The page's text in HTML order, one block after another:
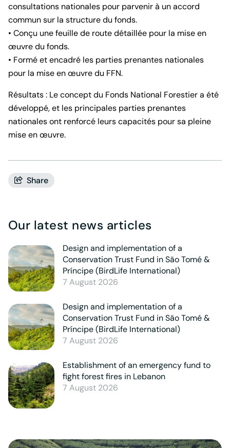
consultations nationales pour parvenir à un accord
commun sur la structure du fonds.
• Conçu une feuille de route détaillée pour la mise en
œuvre du fonds.
• Formé et encadré les parties prenantes nationales
pour la mise en œuvre du FFN.
Résultats : Le concept du Fonds National Forestier a été
développé, et les principales parties prenantes
nationales ont renforcé leurs capacités pour sa pleine
mise en œuvre.
Share
Our latest news articles
Design and implementation of a
Conservation Trust Fund in São Tomé &
Príncipe (BirdLife International)
7 August 2026
Design and implementation of a
Conservation Trust Fund in São Tomé &
Príncipe (BirdLife International)
7 August 2026
Establishment of an emergency fund to
fight forest fires in Lebanon
7 August 2026